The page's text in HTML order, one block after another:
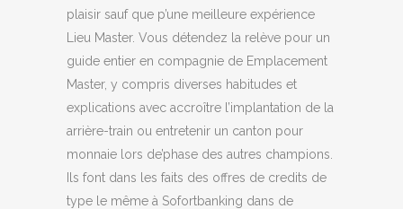
plaisir sauf que p’une meilleure expérience
Lieu Master. Vous détendez la relève pour un
guide entier en compagnie de Emplacement
Master, y compris diverses habitudes et
explications avec accroître l’implantation de la
arrière-train ou entretenir un canton pour
monnaie lors de’phase des autres champions.
Ils font dans les faits des offres de credits de
type le même à Sofortbanking dans de